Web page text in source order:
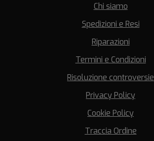
Chi siamo
Spedizioni e Resi
Riparazioni
Termini e Condizioni
Risoluzione controversie
Privacy Policy
Cookie Policy
Traccia Ordine